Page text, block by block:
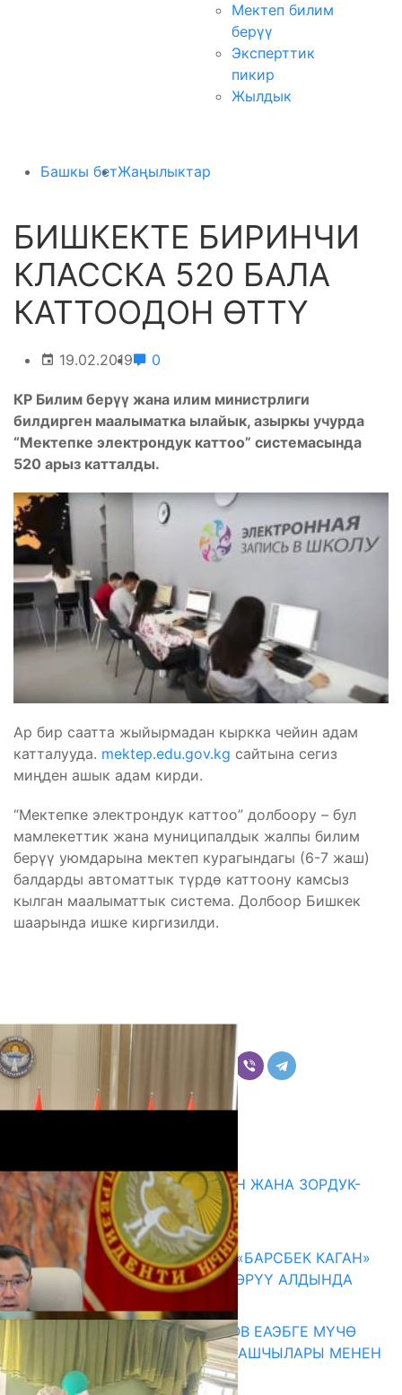
Мектеп билим
берүү
Эксперттик
пикир
Жылдык
Башкы бетЖаңылыктар
БИШКЕКТЕ БИРИНЧИ
КЛАССКА 520 БАЛА
КАТТООДОН ӨТТҮ
19.02.2019 0
КР Билим берүү жана илим министрлиги
билдирген маалыматка ылайык, азыркы учурда
“Мектепке электрондук каттоо” системасында
520 арыз катталды.
Ар бир саатта жыйырмадан кыркка чейин адам
катталууда. mektep.edu.gov.kg сайтына сегиз
миңден ашык адам кирди.
“Мектепке электрондук каттоо” долбоору – бул
мамлекеттик жана муниципалдык жалпы билим
берүү уюмдарына мектеп курагындагы (6-7 жаш)
балдарды автоматтык түрдө каттоону камсыз
кылган маалыматтык система. Долбоор Бишкек
шаарында ишке киргизилди.
Комментарийлер
ГЕНДЕРДИК БАСМЫРЛООДОН ЖАНА ЗОРДУК-
ЗОМБУЛУКТАН КОРГОО
07.08.2026
КЫРГЫЗ ТАРЫХЫ ТАСМАДА: «БАРСБЕК КАГАН»
КӨРКӨМ ТАСМАСЫ ЖАРЫК КӨРҮҮ АЛДЫНДА
07.08.2026
ПРЕЗИДЕНТ САДЫР ЖАПАРОВ ЕАЭБГЕ МҮЧӨ
МАМЛЕКЕТТЕРДИН ӨКМӨТ БАШЧЫЛАРЫ МЕНЕН
ЖОЛУГУШТУ